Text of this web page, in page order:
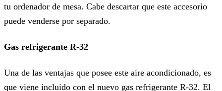
tu ordenador de mesa. Cabe descartar que este accesorio
puede venderse por separado.
Gas refrigerante R-32
Una de las ventajas que posee este aire acondicionado, es
que viene incluido con el nuevo gas refrigerante R-32. El